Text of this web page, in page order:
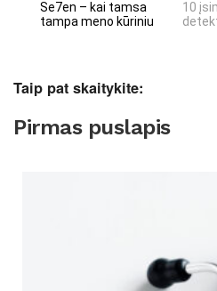
Se7en – kai tamsa
tampa meno kūriniu
10
Taip pat skaitykite:
Pirmas puslapis